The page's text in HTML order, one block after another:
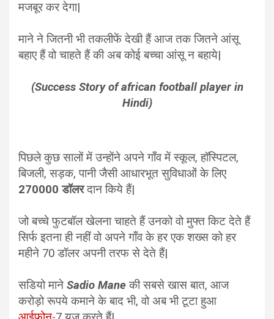
मजबूर कर देगा|
माने ने जितनी भी तकलीफें देखी हैं आज तक जितने आंसू
बहाए हैं वो चाहते हैं की अब कोई बच्चा आंसू न बहाये|
(Success Story of african football player in
Hindi)
पिछले कुछ सालों में उन्होंने अपने गाँव में स्कूल, हॉस्पिटल,
बिजली, सड़क, पानी जैसी आधारभूत सुविधाओं के लिए
270000डॉलरदान किये हैं|
जो बच्चे फुटबॉल खेलना चाहते हैं उनको वो मुफ्त किट देते हैं
सिर्फ इतना ही नहीं वो अपने गाँव के हर एक शख्स को हर
महीने 70 डॉलर अपनी तरफ से देते हैं|
सडियो माने Sadio Maneकी सबसे खास बात, आज
करोड़ो रूपये कमाने के बाद भी, वो अब भी टूटा हुआ